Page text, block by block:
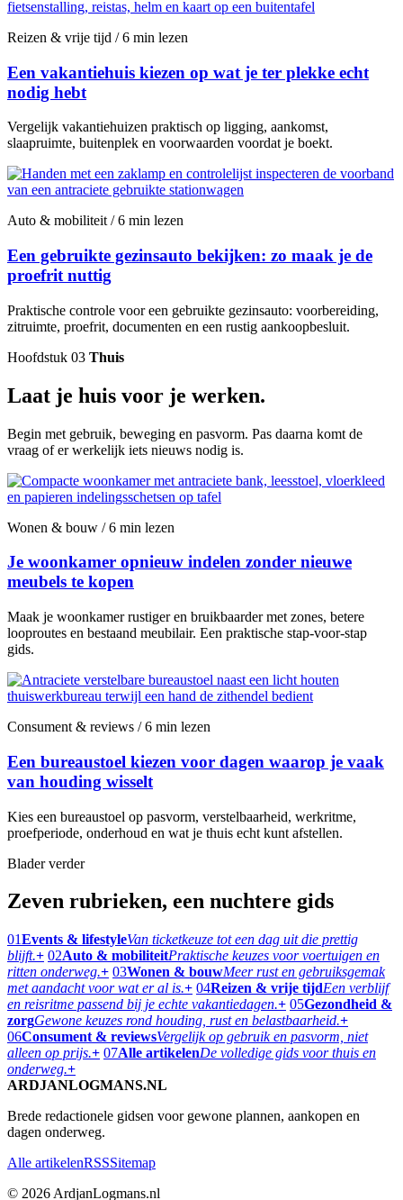
Reizen & vrije tijd / 6 min lezen
Een vakantiehuis kiezen op wat je ter plekke echt
nodig hebt
Vergelijk vakantiehuizen praktisch op ligging, aankomst,
slaapruimte, buitenplek en voorwaarden voordat je boekt.
Auto & mobiliteit / 6 min lezen
Een gebruikte gezinsauto bekijken: zo maak je de
proefrit nuttig
Praktische controle voor een gebruikte gezinsauto: voorbereiding,
zitruimte, proefrit, documenten en een rustig aankoopbesluit.
Hoofdstuk 03 Thuis
Laat je huis voor je werken.
Begin met gebruik, beweging en pasvorm. Pas daarna komt de
vraag of er werkelijk iets nieuws nodig is.
Wonen & bouw / 6 min lezen
Je woonkamer opnieuw indelen zonder nieuwe
meubels te kopen
Maak je woonkamer rustiger en bruikbaarder met zones, betere
looproutes en bestaand meubilair. Een praktische stap-voor-stap
gids.
Consument & reviews / 6 min lezen
Een bureaustoel kiezen voor dagen waarop je vaak
van houding wisselt
Kies een bureaustoel op pasvorm, verstelbaarheid, werkritme,
proefperiode, onderhoud en wat je thuis echt kunt afstellen.
Blader verder
Zeven rubrieken, een nuchtere gids
01Events & lifestyleVan ticketkeuze tot een dag uit die prettig
blijft.+ 02Auto & mobiliteitPraktische keuzes voor voertuigen en
ritten onderweg.+ 03Wonen & bouwMeer rust en gebruiksgemak
met aandacht voor wat er al is.+ 04Reizen & vrije tijdEen verblijf
en reisritme passend bij je echte vakantiedagen.+ 05Gezondheid &
zorgGewone keuzes rond houding, rust en belastbaarheid.+
06Consument & reviewsVergelijk op gebruik en pasvorm, niet
alleen op prijs.+ 07Alle artikelenDe volledige gids voor thuis en
onderweg.+
ARDJANLOGMANS.NL
Brede redactionele gidsen voor gewone plannen, aankopen en
dagen onderweg.
Alle artikelenRSSSitemap
© 2026 ArdjanLogmans.nl